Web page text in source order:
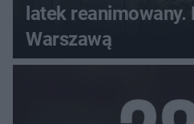
latek reanimowany.
Warszawą